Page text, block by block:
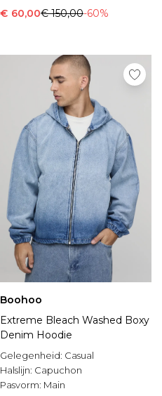
€ 60,00€ 150,00-60%
Boohoo
Extreme Bleach Washed Boxy
Denim Hoodie
Gelegenheid: Casual
Halslijn: Capuchon
Pasvorm: Main